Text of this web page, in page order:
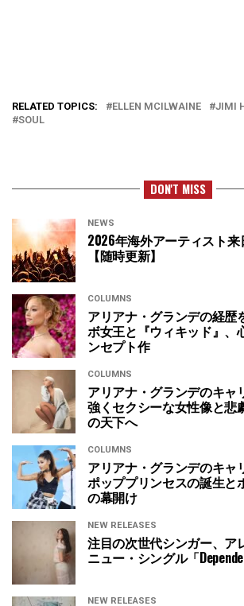
RELATED TOPICS: ELLEN MCILWAINE JIMI
SOUL
DON'T MISS
NEWS
2026年海外アーティスト
【随時更新】
COLUMNS
アリアナ・グランデの経歴
ボ女王と『ウィキッド』、
ンセプト作
COLUMNS
アリアナ・グランデのキャ
強くセクシーな女性像と悲
の天下へ
COLUMNS
アリアナ・グランデのキャ
ポッププリンセスの誕生と
の幕開け
NEW RELEASES
注目の次世代シンガー、ア
ニュー・シングル「
NEW RELEASES